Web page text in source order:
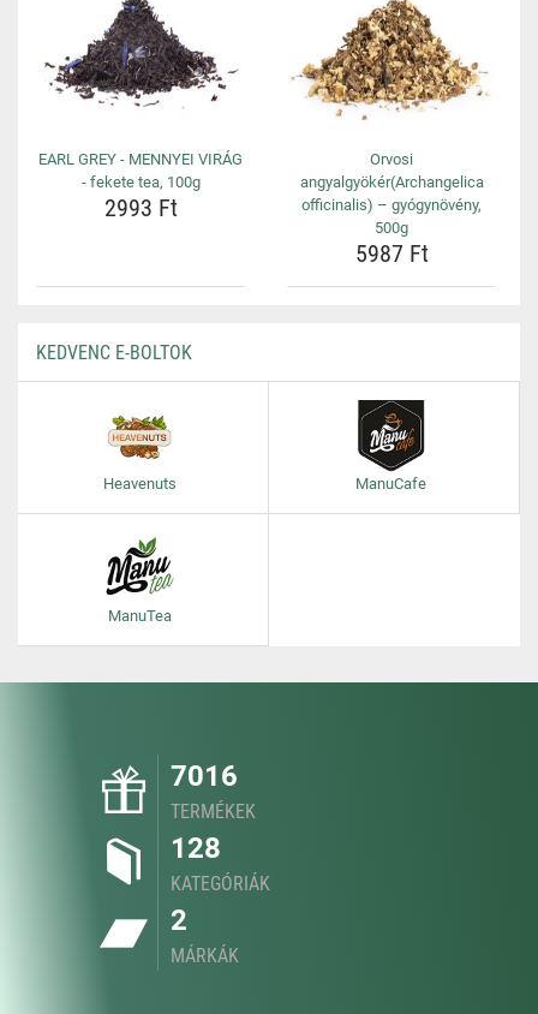
EARL GREY - MENNYEI VIRÁG
- fekete tea, 100g
2993 Ft
Orvosi
angyalgyökér(Archangelica
officinalis) – gyógynövény,
500g
5987 Ft
KEDVENC E-BOLTOK
Heavenuts ManuCafe
ManuTea
7016
TERMÉKEK
128
KATEGÓRIÁK
2
MÁRKÁK